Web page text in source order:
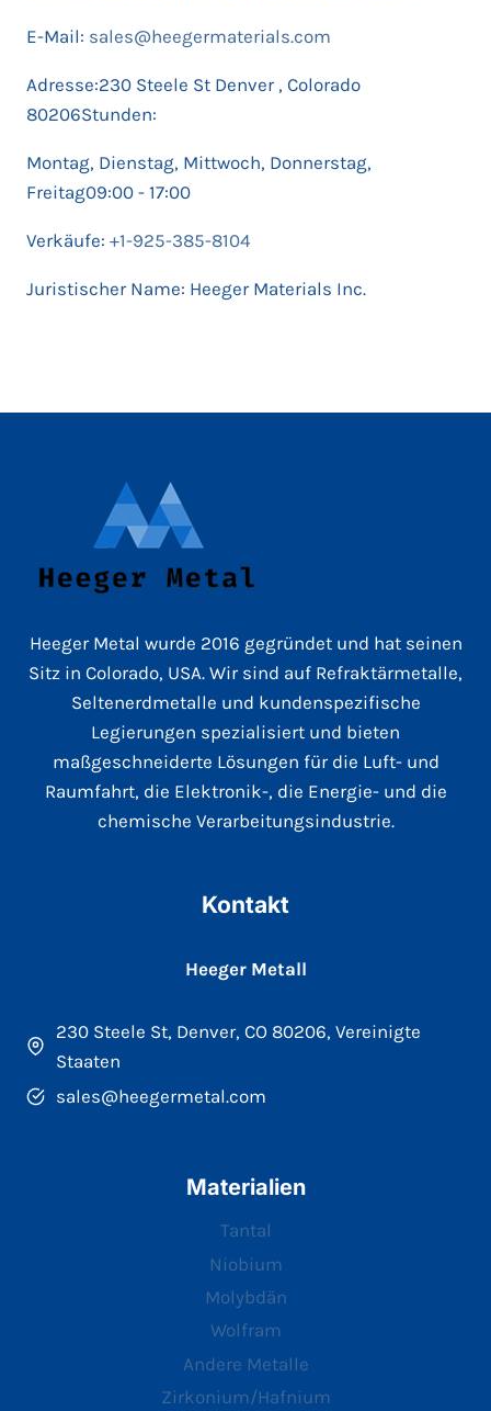
E-Mail: sales@heegermaterials.com
Adresse:230 Steele St Denver , Colorado
80206Stunden:
Montag, Dienstag, Mittwoch, Donnerstag,
Freitag09:00 - 17:00
Verkäufe: +1-925-385-8104
Juristischer Name: Heeger Materials Inc.
Heeger Metal wurde 2016 gegründet und hat seinen
Sitz in Colorado, USA. Wir sind auf Refraktärmetalle,
Seltenerdmetalle und kundenspezifische
Legierungen spezialisiert und bieten
maßgeschneiderte Lösungen für die Luft- und
Raumfahrt, die Elektronik-, die Energie- und die
chemische Verarbeitungsindustrie.
Kontakt
Heeger Metall
230 Steele St, Denver, CO 80206, Vereinigte
Staaten
sales@heegermetal.com
Materialien
Tantal
Niobium
Molybdän
Wolfram
Andere Metalle
Zirkonium/Hafnium